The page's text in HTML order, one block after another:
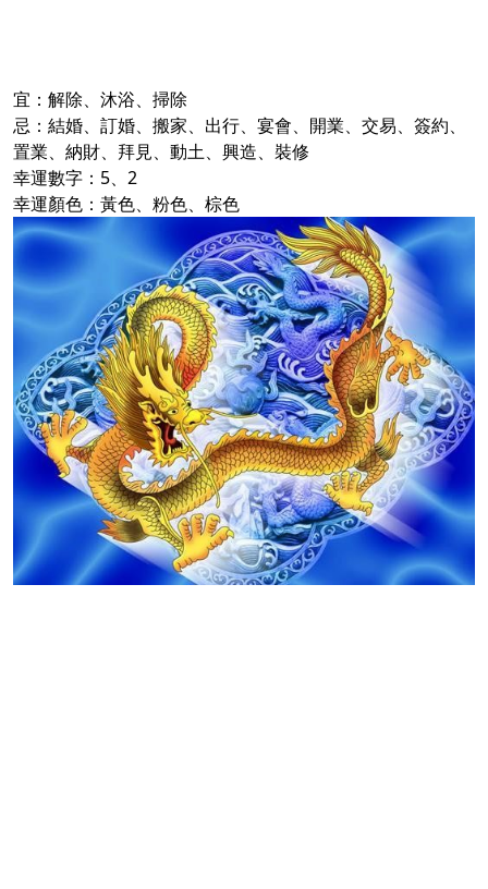
宜：解除、沐浴、掃除
忌：結婚、訂婚、搬家、出行、宴會、開業、交易、簽約、
置業、納財、拜見、動土、興造、裝修
幸運數字：5、2
幸運顏色：黃色、粉色、棕色